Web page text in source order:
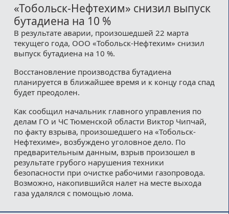
Пользовательское соглашение
Медиакит
Контакты
«Тобольск-Нефтехим» снизил выпуск
бутадиена на 10 %
В результате аварии, произошедшей 22 марта
текущего года, ООО «Тобольск-Нефтехим» снизил
выпуск бутадиена на 10 %.
Восстановление производства бутадиена
планируется в ближайшее время и к концу года спад
будет преодолен.
Как сообщил начальник главного управления по
делам ГО и ЧС Тюменской области Виктор Чипчай,
по факту взрыва, произошедшего на «Тобольск-
Нефтехиме», возбуждено уголовное дело. По
предварительным данным, взрыв произошел в
результате грубого нарушения техники
безопасности при очистке рабочими газопровода.
Возможно, накопившийся налет на месте выхода
газа удалялся с помощью лома.